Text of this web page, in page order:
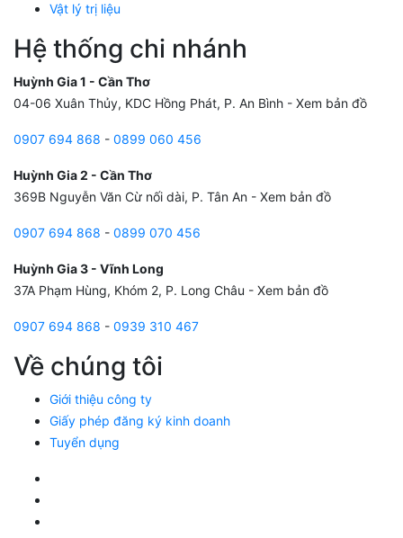
Vật lý trị liệu
Hệ thống chi nhánh
Huỳnh Gia 1 - Cần Thơ
04-06 Xuân Thủy, KDC Hồng Phát, P. An Bình - Xem bản đồ
0907 694 868 - 0899 060 456
Huỳnh Gia 2 - Cần Thơ
369B Nguyễn Văn Cừ nối dài, P. Tân An - Xem bản đồ
0907 694 868 - 0899 070 456
Huỳnh Gia 3 - Vĩnh Long
37A Phạm Hùng, Khóm 2, P. Long Châu - Xem bản đồ
0907 694 868 - 0939 310 467
Về chúng tôi
Giới thiệu công ty
Giấy phép đăng ký kinh doanh
Tuyển dụng